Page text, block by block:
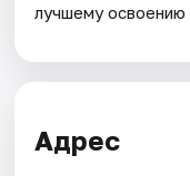
лучшему освоению
Адрес